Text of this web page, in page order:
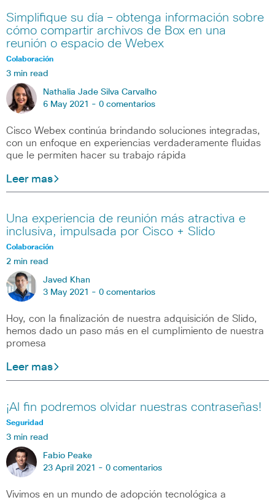
Simplifique su día – obtenga información sobre
cómo compartir archivos de Box en una
reunión o espacio de Webex
Colaboración
3 min read
Nathalia Jade Silva Carvalho
6 May 2021 - 0 comentarios
Cisco Webex continúa brindando soluciones integradas,
con un enfoque en experiencias verdaderamente fluidas
que le permiten hacer su trabajo rápida
Leer mas
Una experiencia de reunión más atractiva e
inclusiva, impulsada por Cisco + Slido
Colaboración
2 min read
Javed Khan
3 May 2021 - 0 comentarios
Hoy, con la finalización de nuestra adquisición de Slido,
hemos dado un paso más en el cumplimiento de nuestra
promesa
Leer mas
¡Al fin podremos olvidar nuestras contraseñas!
Seguridad
3 min read
Fabio Peake
23 April 2021 - 0 comentarios
Vivimos en un mundo de adopción tecnológica a